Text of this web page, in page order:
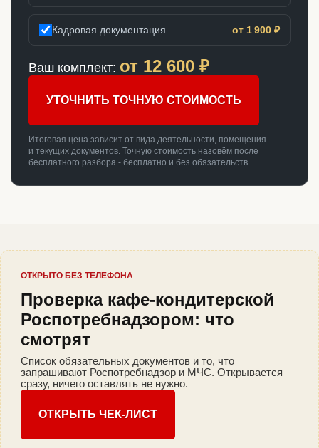
Кадровая документация от 1 900 ₽
Ваш комплект: от 12 600 ₽
УТОЧНИТЬ ТОЧНУЮ СТОИМОСТЬ
Итоговая цена зависит от вида деятельности, помещения
и текущих документов. Точную стоимость назовём после
бесплатного разбора - бесплатно и без обязательств.
ОТКРЫТО БЕЗ ТЕЛЕФОНА
Проверка кафе-кондитерской
Роспотребнадзором: что
смотрят
Список обязательных документов и то, что
запрашивают Роспотребнадзор и МЧС. Открывается
сразу, ничего оставлять не нужно.
ОТКРЫТЬ ЧЕК-ЛИСТ